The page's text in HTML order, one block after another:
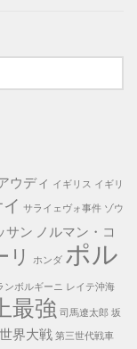
ウディ イギリス イギリ
サライェヴォ事件 ゾウ
サン ノルマン・コ
リ ホンダ ポル
ンボルギーニ レイテ沖海
最強 司馬遼太郎 坂
界大戦 第三世代戦車